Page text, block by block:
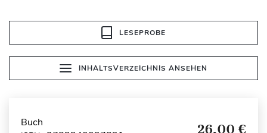
LESEPROBE
INHALTSVERZEICHNIS ANSEHEN
Buch 26,00 €